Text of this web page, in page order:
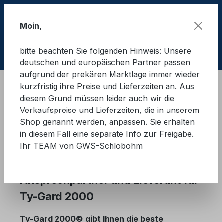
Hersteller TY Gard
Ty-Gard International
Ansprechpartner und Lieferant für
Ty-Gard 2000
Ty-Gard 2000© gibt Ihnen die beste
Moin,
bitte beachten Sie folgenden Hinweis: Unsere
deutschen und europäischen Partner passen
aufgrund der prekären Marktlage immer wieder
kurzfristig ihre Preise und Lieferzeiten an. Aus
diesem Grund müssen leider auch wir die
Verkaufspreise und Lieferzeiten, die in unserem
Shop genannt werden, anpassen. Sie erhalten
in diesem Fall eine separate Info zur Freigabe.
Ihr TEAM von GWS-Schlobohm